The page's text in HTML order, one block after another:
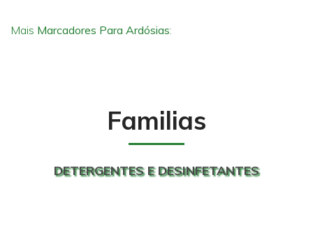
Mais Marcadores Para Ardósias:
Familias
DETERGENTES E DESINFETANTES